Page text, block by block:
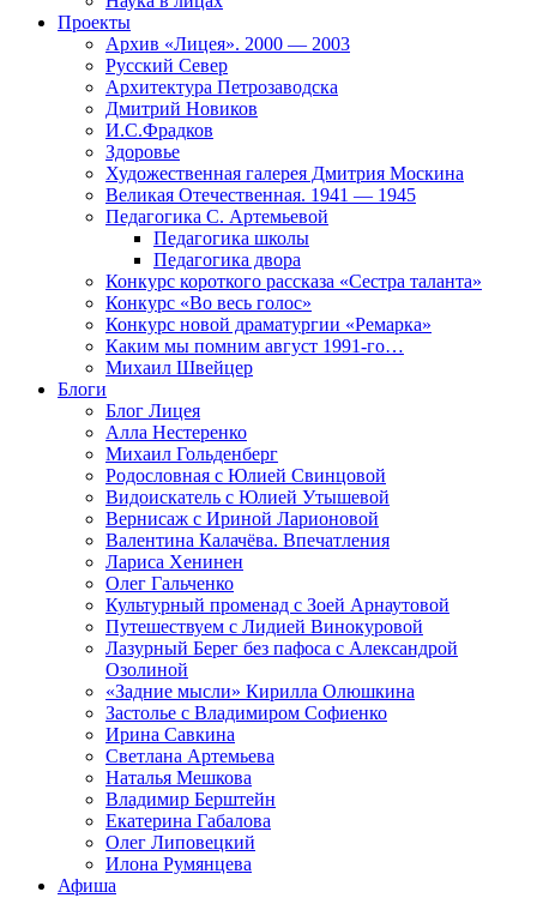
Проекты
Архив «Лицея». 2000 — 2003
Русский Север
Архитектура Петрозаводска
Дмитрий Новиков
И.С.Фрадков
Здоровье
Художественная галерея Дмитрия Москина
Великая Отечественная. 1941 — 1945
Педагогика С. Артемьевой
Педагогика школы
Педагогика двора
Конкурс короткого рассказа «Сестра таланта»
Конкурс «Во весь голос»
Конкурс новой драматургии «Ремарка»
Каким мы помним август 1991-го…
Михаил Швейцер
Блоги
Блог Лицея
Алла Нестеренко
Михаил Гольденберг
Родословная с Юлией Свинцовой
Видоискатель с Юлией Утышевой
Вернисаж с Ириной Ларионовой
Валентина Калачёва. Впечатления
Лариса Хенинен
Олег Гальченко
Культурный променад с Зоей Арнаутовой
Путешествуем с Лидией Винокуровой
Лазурный Берег без пафоса с Александрой
Озолиной
«Задние мысли» Кирилла Олюшкина
Застолье с Владимиром Софиенко
Ирина Савкина
Светлана Артемьева
Наталья Мешкова
Владимир Берштейн
Екатерина Габалова
Олег Липовецкий
Илона Румянцева
Афиша